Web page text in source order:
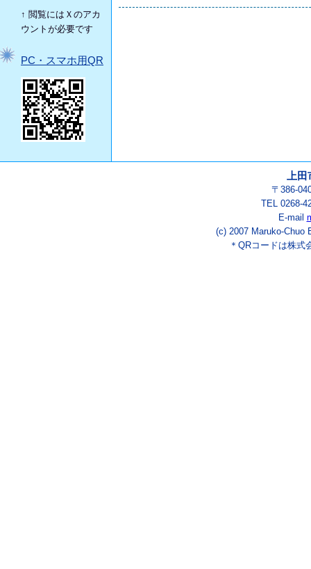
↑ 閲覧にはＸのアカ
ウントが必要です
PC・スマホ用QR
上
〒386-
TEL 0268-
E-mail
(c) 2007 Maruko-Chuo
＊QRコードは株式